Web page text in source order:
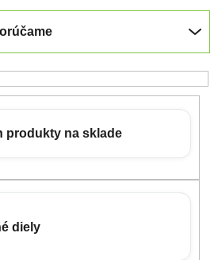
produkty na sklade
diely